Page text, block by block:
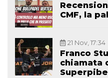
CMF, la
21 Nov, 17:34
Franco
chiamata